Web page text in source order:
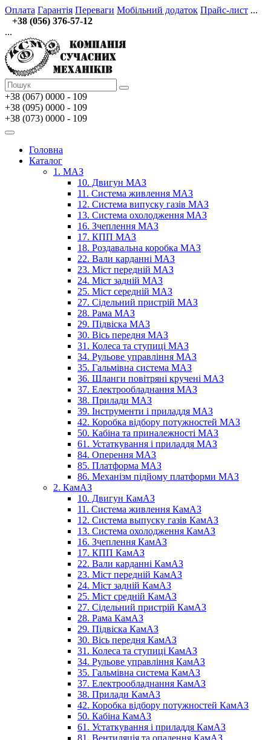
Оплата Гарантія Переваги Мобільний додаток Прайс-лист ...
+38 (056) 376-57-12
...
+38 (067) 0000 - 109
+38 (095) 0000 - 109
+38 (073) 0000 - 109
Головна
Каталог
1. МАЗ
10. Двигун МАЗ
11. Система живлення МАЗ
12. Система випуску газів МАЗ
13. Система охолодження МАЗ
16. Зчеплення МАЗ
17. КПП МАЗ
18. Роздавальна коробка МАЗ
22. Вали карданні МАЗ
23. Міст передній МАЗ
24. Міст задній МАЗ
25. Міст середній МАЗ
27. Сідельний пристрій МАЗ
28. Рама МАЗ
29. Підвіска МАЗ
30. Вісь передня МАЗ
31. Колеса та ступиці МАЗ
34. Рульове управління МАЗ
35. Гальмівна система МАЗ
36. Шланги повітряні кручені МАЗ
37. Електрообладнання МАЗ
38. Прилади МАЗ
39. Інструменти і приладдя МАЗ
42. Коробка відбору потужностей МАЗ
50. Кабіна та приналежності МАЗ
61. Устаткування і приладдя МАЗ
84. Оперення МАЗ
85. Платформа МАЗ
86. Механізм підйому платформи МАЗ
2. КамАЗ
10. Двигун КамАЗ
11. Система живлення КамАЗ
12. Система выпуску газів КамАЗ
13. Система охолодження КамАЗ
16. Зчеплення КамАЗ
17. КПП КамАЗ
22. Вали карданні КамАЗ
23. Міст передній КамАЗ
24. Міст задній КамАЗ
25. Міст средній КамАЗ
27. Сідельний пристрій КамАЗ
28. Рама КамАЗ
29. Підвіска КамАЗ
30. Вісь передня КамАЗ
31. Колеса та ступиці КамАЗ
34. Рульове управління КамАЗ
35. Гальмівна система КамАЗ
37. Електрообладнання КамАЗ
38. Прилади КамАЗ
42. Коробка відбору потужностей КамАЗ
50. Кабіна КамАЗ
61. Устаткування і приладдя КамАЗ
81. Вентиляція та опалення КамАЗ